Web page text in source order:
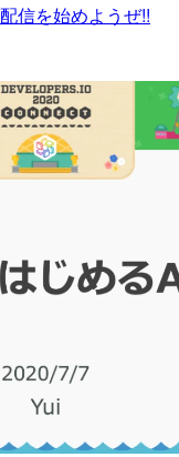
信を始めようぜ!!